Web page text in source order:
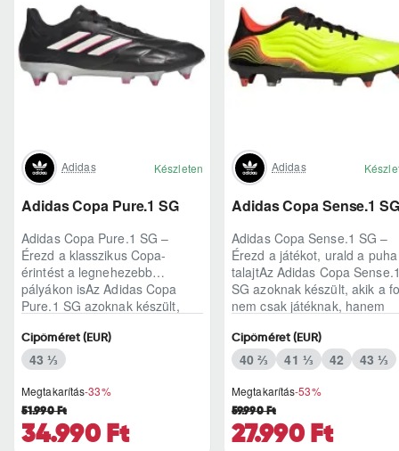
Adidas Készleten
Adidas Copa Pure.1 SG
Adidas Copa Pure.1 SG –
Érezd a klasszikus Copa-
érintést a legnehezebb
pályákon isAz Adidas Copa
Pure.1 SG azoknak készült,
Megtakarítás-33%
34.990 Ft
51.990 Ft
Cipőméret (EUR)
43 ⅓
Adidas
Adidas Copa Sense.1 SG
Adidas Copa Sense.1 SG –
Érezd a játékot, urald a puha
talajtAz Adidas Copa
SG azoknak készült, akik a
nem csak játéknak, hanem
Megtakarítás-53%
27.990 Ft
59.990 Ft
Cipőméret (EUR)
40 ⅔ 41 ⅓ 42 43 ⅓